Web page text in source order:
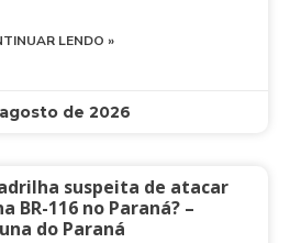
LENDO »
de 2026
suspeita de atacar
BR-116 no Paraná? –
do Paraná